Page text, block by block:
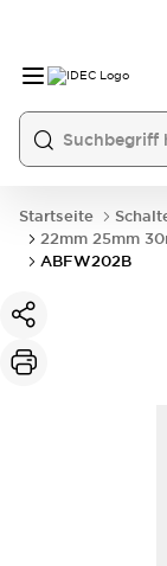
Startseite
22mm 25mm
ABFW202B